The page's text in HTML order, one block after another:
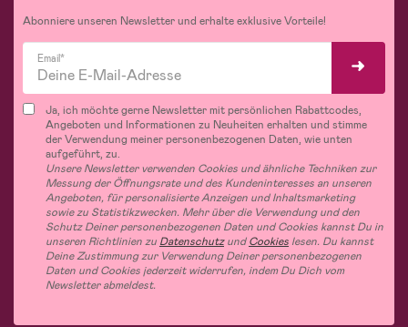
Abonniere unseren Newsletter und erhalte exklusive Vorteile!
Email*
Ja, ich möchte gerne Newsletter mit persönlichen Rabattcodes,
Angeboten und Informationen zu Neuheiten erhalten und stimme
der Verwendung meiner personenbezogenen Daten, wie unten
aufgeführt, zu.
Unsere Newsletter verwenden Cookies und ähnliche Techniken zur
Messung der Öffnungsrate und des Kundeninteresses an unseren
Angeboten, für personalisierte Anzeigen und Inhaltsmarketing
sowie zu Statistikzwecken. Mehr über die Verwendung und den
Schutz Deiner personenbezogenen Daten und Cookies kannst Du in
unseren Richtlinien zu DatenschutzundCookies lesen. Du kannst
Deine Zustimmung zur Verwendung Deiner personenbezogenen
Daten und Cookies jederzeit widerrufen, indem Du Dich vom
Newsletter abmeldest.